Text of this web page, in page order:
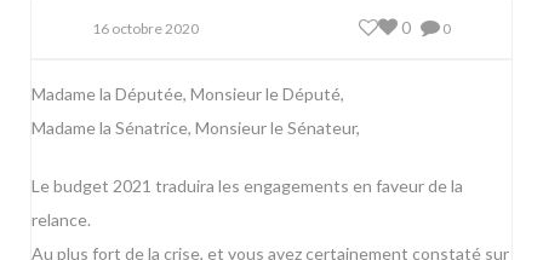
16 octobre 2020 0
0
Madame la Députée, Monsieur le Député,
Madame la Sénatrice, Monsieur le Sénateur,
Le budget 2021 traduira les engagements en faveur de la
relance.
Au plus fort de la crise, et vous avez certainement constaté sur